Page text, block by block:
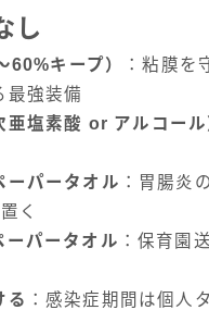
し
60%キープ）
：粘膜を
最強装備
塩素酸 or アルコール
ーパータオル ：胃腸炎
く
ーパータオル ：保育園
る ：感染症期間は個人